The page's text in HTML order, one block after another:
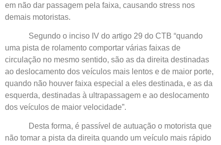
em não dar passagem pela faixa, causando stress nos
demais motoristas.
Segundo o inciso IV do artigo 29 do CTB “quando
uma pista de rolamento comportar várias faixas de
circulação no mesmo sentido, são as da direita destinadas
ao deslocamento dos veículos mais lentos e de maior porte,
quando não houver faixa especial a eles destinada, e as da
esquerda, destinadas à ultrapassagem e ao deslocamento
dos veículos de maior velocidade”.
Desta forma, é passível de autuação o motorista que
não tomar a pista da direita quando um veículo mais rápido